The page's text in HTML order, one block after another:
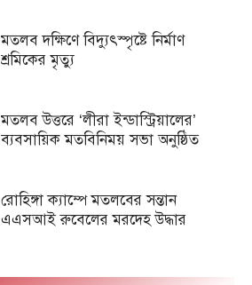
মতলব দক্ষিণে বিদ্যুৎস্পৃষ্টে নির্মাণ
শ্রমিকের মৃত্যু
মতলব উত্তরে ‘লীরা ইন্ডাস্ট্রিয়ালের’
ব্যবসায়িক মতবিনিময় সভা অনুষ্ঠিত
রোহিঙ্গা ক্যাম্পে মতলবের সন্তান
এএসআই রুবেলের মরদেহ উদ্ধার